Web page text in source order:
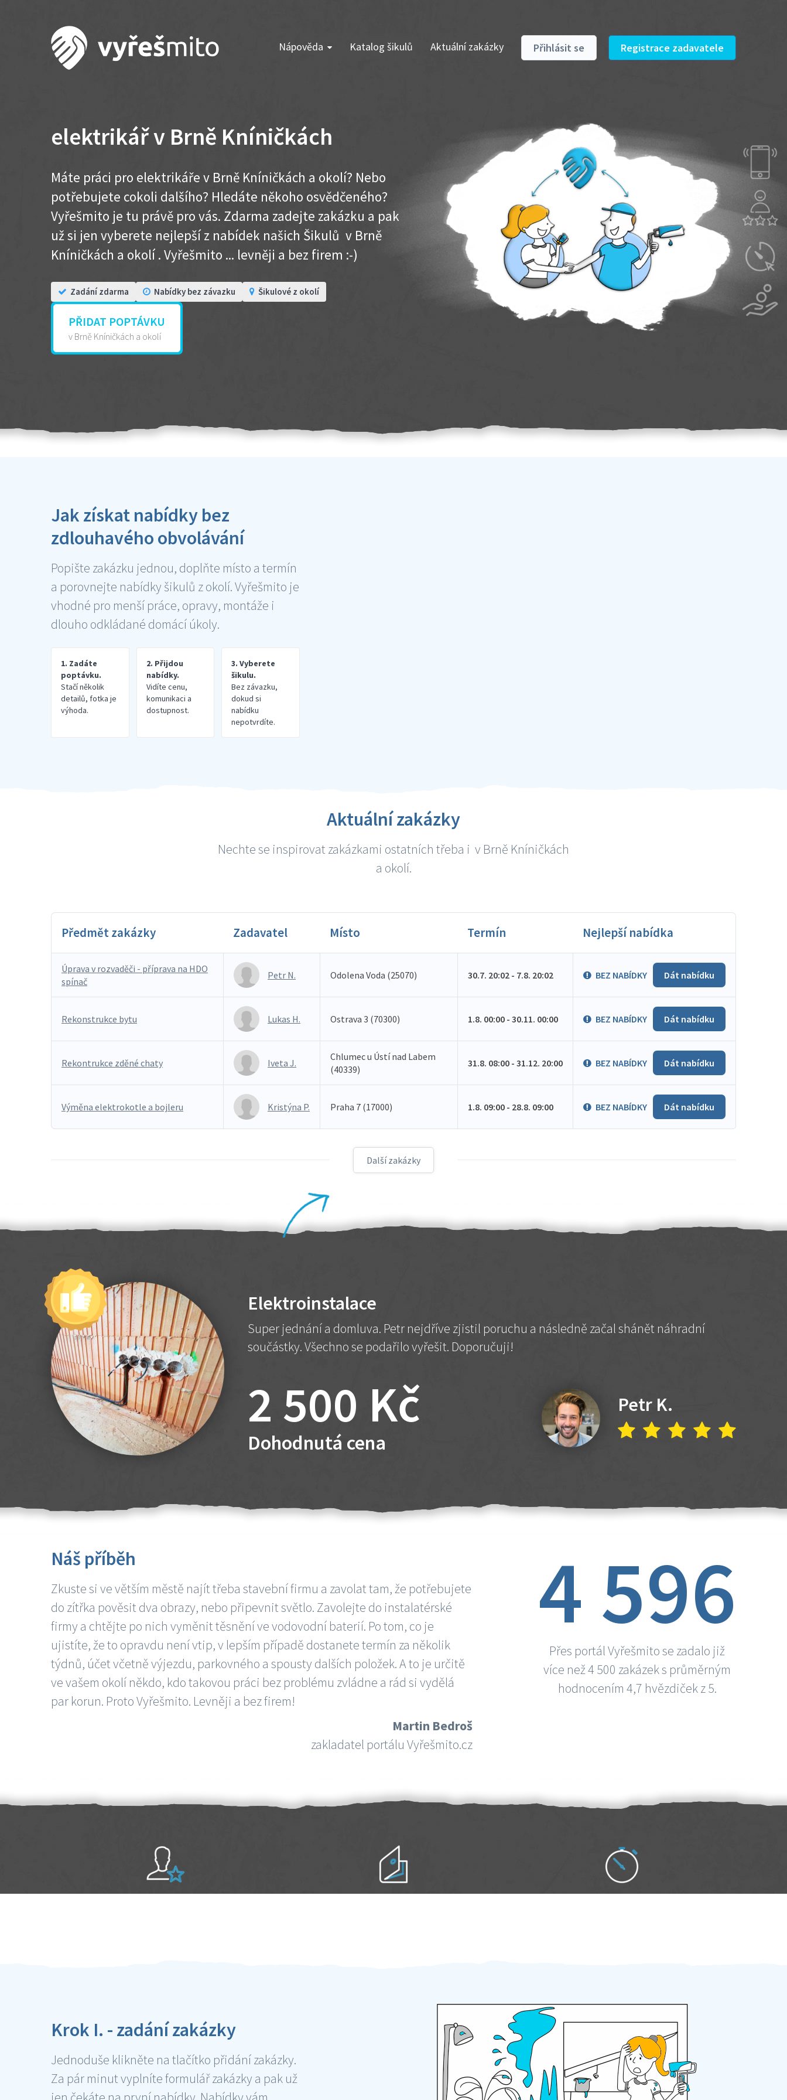
Nápověda Katalog šikulů Aktuální zakázky Přihlásit se Registrace zadavatele
elektrikář v Brně Kníničkách
Máte práci pro elektrikáře v Brně Kníničkách a okolí? Nebo
potřebujete cokoli dalšího? Hledáte někoho osvědčeného?
Vyřešmito je tu právě pro vás. Zdarma zadejte zakázku a pak
už si jen vyberete nejlepší z nabídek našich Šikulů v Brně
Kníničkách a okolí . Vyřešmito ... levněji a bez firem :-)
Zadání zdarma Nabídky bez závazku Šikulové z okolí
PŘIDAT POPTÁVKU
v Brně Kníničkách a okolí
Jak získat nabídky bez
zdlouhavého obvolávání
Popište zakázku jednou, doplňte místo a termín
a porovnejte nabídky šikulů z okolí. Vyřešmito je
vhodné pro menší práce, opravy, montáže i
dlouho odkládané domácí úkoly.
1. Zadáte
poptávku.
Stačí několik
detailů, fotka je
výhoda.
2. Přijdou
nabídky.
Vidíte cenu,
komunikaci a
dostupnost.
3. Vyberete
šikulu.
Bez závazku,
dokud si
nabídku
nepotvrdíte.
Aktuální zakázky
Nechte se inspirovat zakázkami ostatních třeba i v Brně Kníničkách
a okolí.
Předmět zakázky Zadavatel Místo Termín Nejlepší nabídka
Úprava v rozvaděči - příprava na HDO
spínač
Petr N. Odolena Voda (25070) 30.7. 20:02 - 7.8. 20:02 BEZ NABÍDKY Dát nabídku
Rekonstrukce bytu Lukas H. Ostrava 3 (70300) 1.8. 00:00 - 30.11. 00:00 BEZ NABÍDKY Dát nabídku
Rekontrukce zděné chaty Iveta J.
Chlumec u Ústí nad Labem
(40339)
31.8. 08:00 - 31.12. 20:00 BEZ NABÍDKY Dát nabídku
Výměna elektrokotle a bojleru Kristýna P. Praha 7 (17000) 1.8. 09:00 - 28.8. 09:00 BEZ NABÍDKY Dát nabídku
Další zakázky
Elektroinstalace
Super jednání a domluva. Petr nejdříve zjistil poruchu a následně začal shánět náhradní
součástky. Všechno se podařilo vyřešit. Doporučuji!
2 500 Kč
Dohodnutá cena
Petr K.
Náš příběh
Zkuste si ve větším městě najít třeba stavební firmu a zavolat tam, že potřebujete
do zítřka pověsit dva obrazy, nebo připevnit světlo. Zavolejte do instalatérské
firmy a chtějte po nich vyměnit těsnění ve vodovodní baterií. Po tom, co je
ujistíte, že to opravdu není vtip, v lepším případě dostanete termín za několik
týdnů, účet včetně výjezdu, parkovného a spousty dalších položek. A to je určitě
ve vašem okolí někdo, kdo takovou práci bez problému zvládne a rád si vydělá
par korun. Proto Vyřešmito. Levněji a bez firem!
Martin Bedroš
zakladatel portálu Vyřešmito.cz
4 596
Přes portál Vyřešmito se zadalo již
více než 4 500 zakázek s průměrným
hodnocením 4,7 hvězdiček z 5.
Krok I. - zadání zakázky
Jednoduše klikněte na tlačítko přidání zakázky.
Za pár minut vyplníte formulář zakázky a pak už